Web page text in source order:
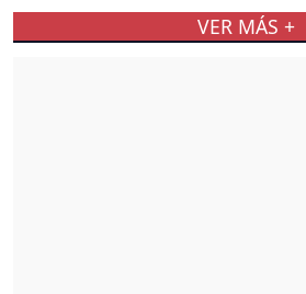
VER MÁS +